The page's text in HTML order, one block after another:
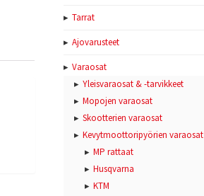
Tarrat
Ajovarusteet
Varaosat
Yleisvaraosat & -tarvikkeet
Mopojen varaosat
Skootterien varaosat
Kevytmoottoripyörien varaosat
MP rattaat
Husqvarna
KTM